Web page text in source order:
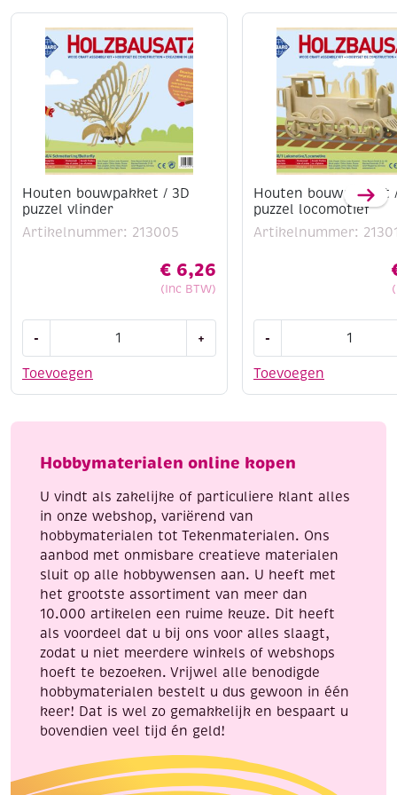
Stimuleert creativiteit en motoriek
Leuk als cadeautje
Houten bouwpakket / 3D
puzzel vlinder
Artikelnummer: 213005
€ 6,26
(Inc BTW)
Toevoegen
-
/
vlinder
+
Houten bouwpakket
puzzel locomotief
Artikelnummer:
Toevoegen
-
/
locomotief
Hobbymaterialen online kopen
U vindt als zakelijke of particuliere klant alles
in onze webshop, variërend van
hobbymaterialen tot Tekenmaterialen. Ons
aanbod met onmisbare creatieve materialen
sluit op alle hobbywensen aan. U heeft met
het grootste assortiment van meer dan
10.000 artikelen een ruime keuze. Dit heeft
als voordeel dat u bij ons voor alles slaagt,
zodat u niet meerdere winkels of webshops
hoeft te bezoeken. Vrijwel alle benodigde
hobbymaterialen bestelt u dus gewoon in één
keer! Dat is wel zo gemakkelijk en bespaart u
bovendien veel tijd én geld!